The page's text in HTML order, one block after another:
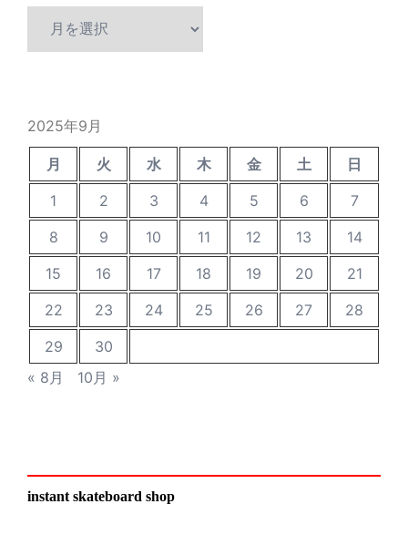
2025年9月
月 火 水 木 金 土
日
1
2 3 4 5 6
7
8
9 10 11 12 13
14
15
16 17 18 19 20
21
22
23 24 25 26 27
28
29
30
« 8月
10月 »
instant skateboard shop